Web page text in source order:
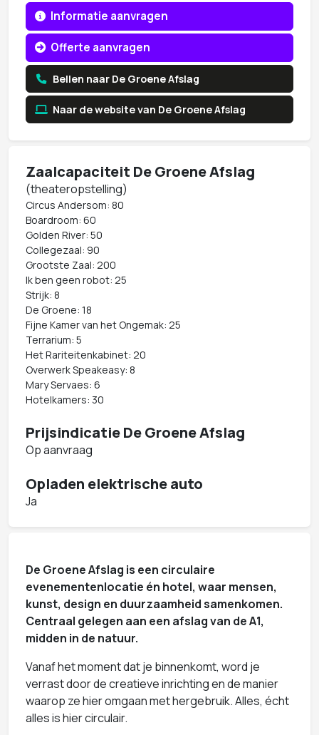
Informatie aanvragen
Offerte aanvragen
Bellen naar De Groene Afslag
Naar de website van De Groene Afslag
Zaalcapaciteit De Groene Afslag
(theateropstelling)
Circus Andersom: 80
Boardroom: 60
Golden River: 50
Collegezaal: 90
Grootste Zaal: 200
Ik ben geen robot: 25
Strijk: 8
De Groene: 18
Fijne Kamer van het Ongemak: 25
Terrarium: 5
Het Rariteitenkabinet: 20
Overwerk Speakeasy: 8
Mary Servaes: 6
Hotelkamers: 30
Prijsindicatie De Groene Afslag
Op aanvraag
Opladen elektrische auto
Ja
De Groene Afslag is een circulaire
evenementenlocatie én hotel, waar mensen,
kunst, design en duurzaamheid samenkomen.
Centraal gelegen aan een afslag van de A1,
midden in de natuur.
Vanaf het moment dat je binnenkomt, word je
verrast door de creatieve inrichting en de manier
waarop ze hier omgaan met hergebruik. Alles, écht
alles is hier circulair.